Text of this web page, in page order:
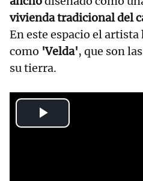
vivienda tradicional del
En este espacio el
como 'Velda', que son
su tierra.